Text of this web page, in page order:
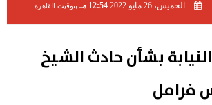
الخميس، 26 مايو 2022 12:54 مـ بتوقيت القاهرة
بشأن حادث الشيخ
فرامل